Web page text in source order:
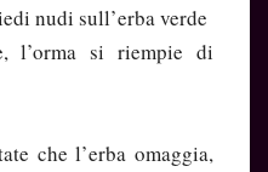
nudi sull’erba verde
l’orma si riempie di
che l’erba omaggia,